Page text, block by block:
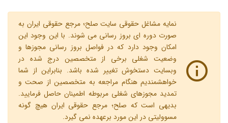
نمایه مشاغل حقوقی سایت صلح؛ مرجع حقوقی ایران به
صورت دوره ای بروز رسانی می شوند. با این وجود این
امکان وجود دارد که در فواصل بروز رسانی مجوزها و
وضعیت شغلی برخی از متخصصین درج شده در
وبسایت دستخوش تغییر شده باشد. بنابراین از شما
خواهشمندیم هنگام مراجعه به متخصصین از صحت و
تمدید مجوزهای شغلی مربوطه اطمینان حاصل فرمایید.
بدیهی است که صلح؛ مرجع حقوقی ایران هیچ گونه
مسوولیتی در این مورد برعهده نمی گیرد.